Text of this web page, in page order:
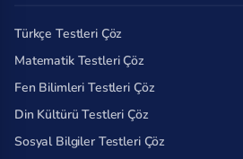
Türkçe Testleri Çöz
Matematik Testleri Çöz
Fen Bilimleri Testleri Çöz
Din Kültürü Testleri Çöz
Sosyal Bilgiler Testleri Çöz